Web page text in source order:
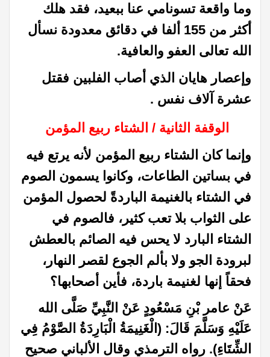
وما واقعة تسونامي عنا ببعيد، فقد هلك
أكثر من 155 ألفا في دقائق معدودة نسأل
الله تعالى العفو والعافية.
وإعصار هايان الذي أصاب الفلبين فقتل
عشرة آلاف نفس .
الوقفة الثانية / الشتاء ربيع المؤمن
وإنما كان الشتاء ربيع المؤمن لأنه يرتع فيه
في بساتين الطاعات، وكانوا يسمون الصوم
في الشتاء بالغنيمة الباردةً لحصول المؤمن
على الثواب بلا تعب كثير، فالصوم في
الشتاء البارد لا يحس فيه الصائم بالعطش
لبرودة الجو ولا بألم الجوع لقصر النهار،
فحقاً إنها لغنيمة باردة، فأين أصحابها؟
عَنْ عامر بْنِ مَسْعُودٍ عَنْ النَّبِيِّ صَلَّى الله
عَلَيْهِ وَسَلَّمَ قَالَ: (الْغَنِيمَةُ الْبَارِدَةُ الصَّوْمُ فِي
الشِّتَاءِ). رواه الترمذي وقال الألباني صحيح